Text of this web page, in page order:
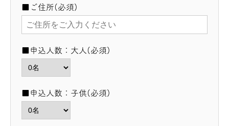
■ご住所(必須)
■申込人数：大人(必須)
■申込人数：子供(必須)